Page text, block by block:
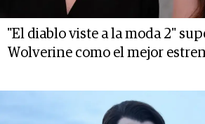
"El diablo viste a la moda 2"
Wolverine como el mejor